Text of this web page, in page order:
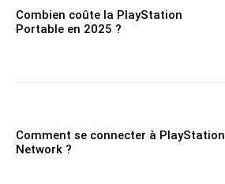
Combien coûte la PlayStation
Portable en 2025 ?
Comment se connecter à PlayStation
Network ?